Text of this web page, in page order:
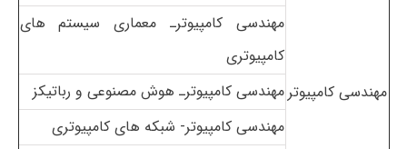
مهندسی کامپیوتر
مهندسی کامپیوترـ معماری سیستم های
کامپیوتری
مهندسی کامپیوترـ هوش مصنوعی و رباتیکز
مهندسی کامپیوتر- شبکه های کامپیوتری